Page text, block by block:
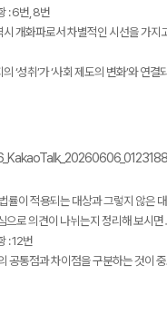
: 6번, 8번
개화파로서 차별적인 시선을 가지
‘성취’가 ‘사회 제도의 변화’와 연
률이 적용되는 대상과 그렇지 않은
으로 의견이 나뉘는지 정리해 보시면
: 12번
공통점과 차이점을 구분하는 것이